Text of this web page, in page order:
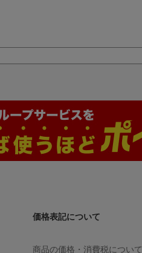
価格表記について
商品の価格・消費税について